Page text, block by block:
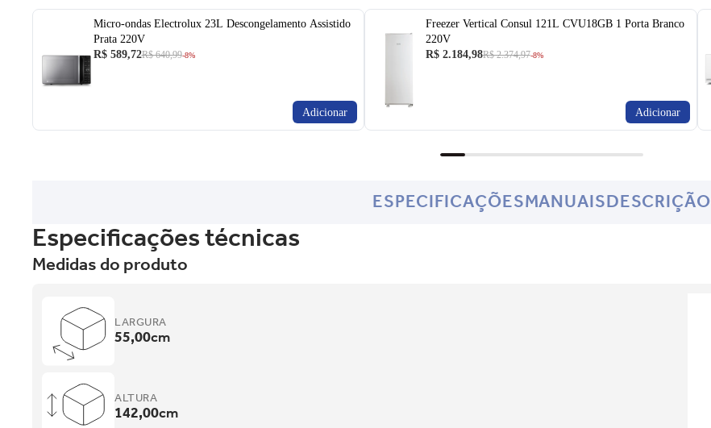
Micro-ondas Electrolux 23L Descongelamento Assistido
Prata 220V
R$ 589,72R$ 640,99-8%
Adicionar
Freezer Vertical Consul 121L CVU18GB 1 Porta Branco
220V
R$ 2.184,98R$ 2.374,97-8%
Adicionar
ESPECIFICAÇÕESMANUAISDESCRIÇÃO
Especificações técnicas
Medidas do produto
LARGURA
55,00cm
ALTURA
142,00cm